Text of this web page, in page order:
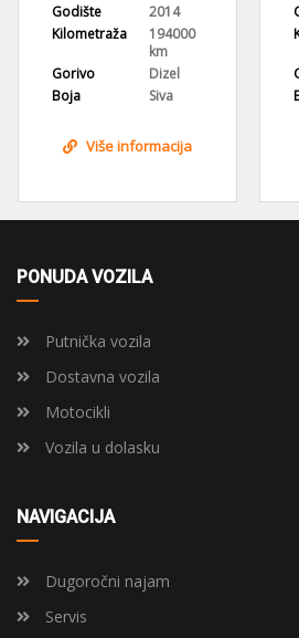
2014
194000
Dizel
Siva
informacija
Kilometraža
Više
PONUDA VOZILA
Putnička vozila
Dostavna vozila
Motocikli
Vozila u dolasku
NAVIGACIJA
Dugoročni najam
Servis